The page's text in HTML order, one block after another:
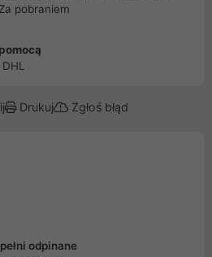
pobraniem
Drukuj Zgłoś błąd
odpinane